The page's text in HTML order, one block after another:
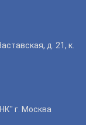
д. 21, к.
г. Москва